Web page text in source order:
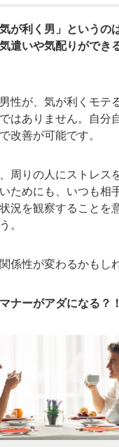
が利く男」というの
遣いや気配りができ
性が、気が利くモテ
はありません。自分
改善が可能です。
周りの人にストレス
ためにも、いつも相
況を観察することを
。
係性が変わるかもし
ナーがアダになる？